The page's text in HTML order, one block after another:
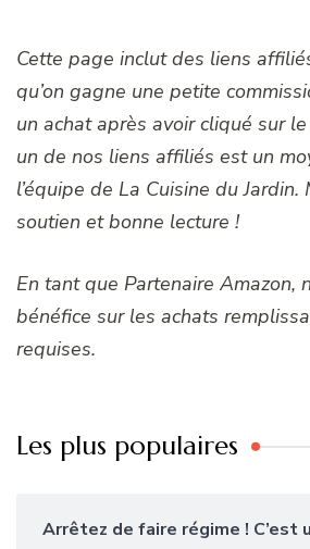
Cette page inclut des liens
qu’on gagne une petite
un achat après avoir cliqué sur
un de nos liens affiliés est un
l’équipe de La Cuisine du Jardin.
soutien et bonne lecture !
En tant que Partenaire Amazon,
bénéfice sur les achats
requises.
Les plus populaires
Arrêtez de faire régime ! C’est